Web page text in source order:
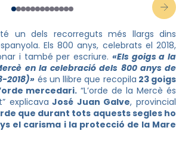
un dels recorreguts més llargs dins
Els 800 anys, celebrats el 2018,
i també per escriure. «Els goigs a la
en la celebració dels 800 anys de
2018)» és un llibre que recopila 23 goigs
mercedari. “L’orde de la Mercè és
explicava José Juan Galve, provincial
que durant tots aquests segles ho
el carisma i la protecció de la Mare